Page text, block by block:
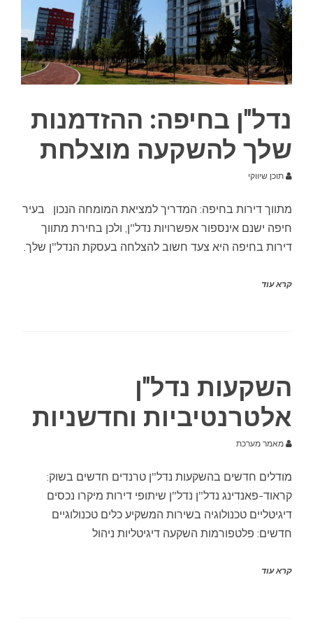
נדל"ן בחיפה: ההזדמנות
שלך להשקעה מוצלחת
תוכן שיווקי
מתווך דירות בחיפה: המדריך למציאת המומחה הנכון בעיר
חיפה ישנם אינספור אפשרויות נדל"ן, ולכן בחירת מתווך
דירות בחיפה היא צעד חשוב להצלחה בעסקת הנדל"ן שלך.
קרא עוד
השקעות נדל"ן
אלטרנטיביות וחדשניות
מאמר מערכת
מודלים חדשים בהשקעות נדל"ן טרנדים חדשים בשוק:
קראוד-פאנדינג נדל"ן נדל"ן שיתופי דירות מיקרו נכסים
דיגיטליים טכנולוגיה בשירות המשקיע כלים טכנולוגיים
חדשים: פלטפורמות השקעה דיגיטליות ניהול
קרא עוד